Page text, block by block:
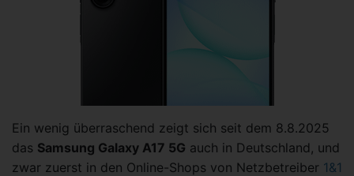
Ein wenig überraschend zeigt sich seit dem 8.8.2025
das Samsung Galaxy A17 5G auch in Deutschland, und
zwar zuerst in den Online-Shops von Netzbetreiber 1&1